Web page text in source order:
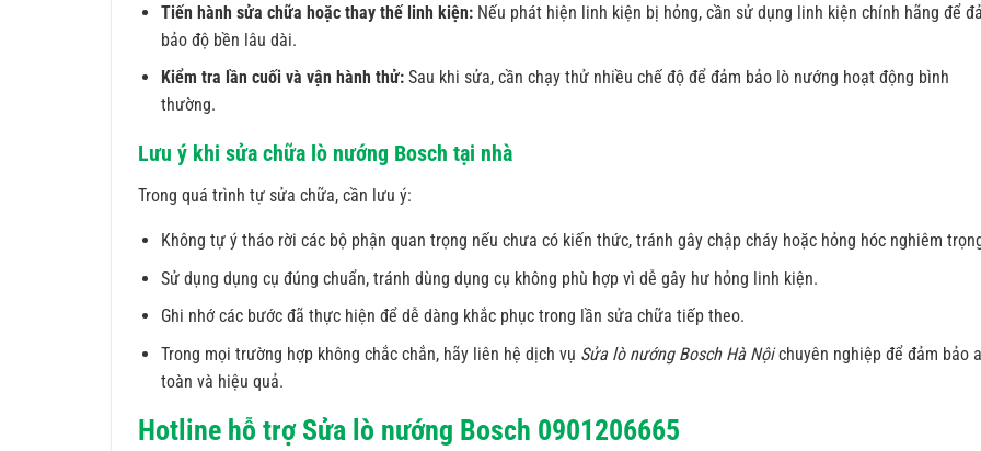
Tiến hành sửa chữa hoặc thay thế linh kiện:Nếu phát hiện linh kiện bị hỏng, cần sử dụng linh kiện chính hãng để
bảo độ bền lâu dài.
Kiểm tra lần cuối và vận hành thử:Sau khi sửa, cần chạy thử nhiều chế độ để đảm bảo lò nướng hoạt động bình
thường.
Lưu ý khi sửa chữa lò nướng Bosch tại nhà
Trong quá trình tự sửa chữa, cần lưu ý:
Không tự ý tháo rời các bộ phận quan trọng nếu chưa có kiến thức, tránh gây chập cháy hoặc hỏng hóc nghiêm
Sử dụng dụng cụ đúng chuẩn, tránh dùng dụng cụ không phù hợp vì dễ gây hư hỏng linh kiện.
Ghi nhớ các bước đã thực hiện để dễ dàng khắc phục trong lần sửa chữa tiếp theo.
Trong mọi trường hợp không chắc chắn, hãy liên hệ dịch vụ Sửa lò nướng Bosch Hà Nộichuyên nghiệp để đảm bảo
toàn và hiệu quả.
Hotline hỗ trợ Sửa lò nướng Bosch 0901206665